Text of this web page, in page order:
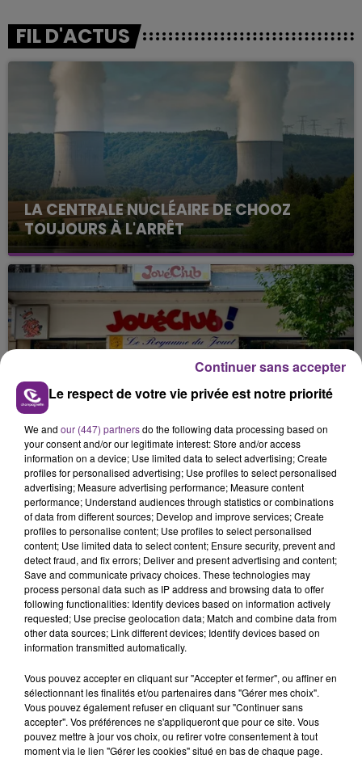
FIL D'ACTUS
LA CENTRALE NUCLÉAIRE DE CHOOZ
TOUJOURS À L'ARRÊT
Cela fait déjà une semaine que la centrale
nucléaire ardennaise est à l'arrêt. Une situation
justifiée par la sécheresse intense qui est toujours
présente.
LE MAGASIN JOUÉCLUB DE REIMS FERME
SES PORTES
C'était l'une des institutions du centre-ville
rémois. Le magasin JouéClub est contraint de
fermer ses portes.
TITRES DIFFUSÉS
23h29
23h29
TRYO
La Traversee
23h25
23h25
BRUNO MARS
Grenade
Le respect de votre vie privée est notre priorité
We and our (447) partnersdo the following data processing based on
your consent and/or our legitimate interest: Store and/or access
information on a device; Use limited data to select advertising; Create
profiles for personalised advertising; Use profiles to select personalised
advertising; Measure advertising performance; Measure content
performance; Understand audiences through statistics or combinations
of data from different sources; Develop and improve services; Create
profiles to personalise content; Use profiles to select personalised
content; Use limited data to select content; Ensure security, prevent and
detect fraud, and fix errors; Deliver and present advertising and content;
Save and communicate privacy choices. These technologies may
process personal data such as IP address and browsing data to offer
following functionalities: Identify devices based on information actively
requested; Use precise geolocation data; Match and combine data from
other data sources; Link different devices; Identify devices based on
information transmitted automatically.
Vous pouvez accepter en cliquant sur "Accepter et fermer", ou affiner en
sélectionnant les finalités et/ou partenaires dans "Gérer mes choix".
Vous pouvez également refuser en cliquant sur "Continuer sans
accepter". Vos préférences ne s'appliqueront que pour ce site. Vous
pouvez mettre à jour vos choix, ou retirer votre consentement à tout
moment via le lien "Gérer les cookies" situé en bas de chaque page.
Continuer sans accepter